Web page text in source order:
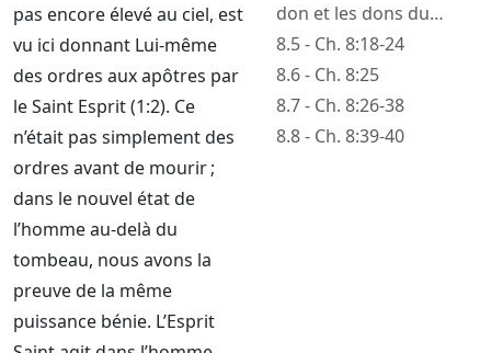
pas encore élevé au ciel, est
vu ici donnant Lui-même
des ordres aux apôtres par
le Saint Esprit (1:2). Ce
n’était pas simplement des
ordres avant de mourir ;
dans le nouvel état de
l’homme au-delà du
tombeau, nous avons la
preuve de la même
puissance bénie. L’Esprit
don et les dons du
Saint Esprit
8.5 - Ch. 8:18-24
8.6 - Ch. 8:25
8.7 - Ch. 8:26-38
8.8 - Ch. 8:39-40